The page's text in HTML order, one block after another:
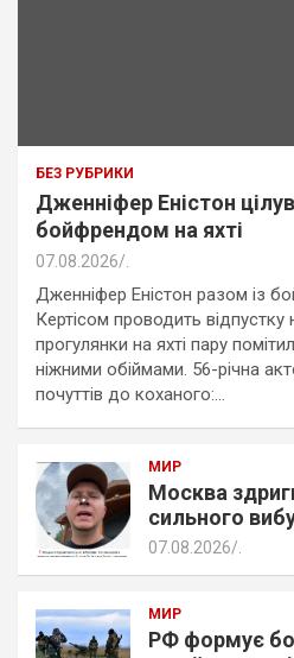
БЕЗ РУБРИКИ
Дженніфер Еністон
бойфрендом на яхті
07.08.2026
Дженніфер Еністон разом із
Кертісом проводить
прогулянки на яхті пару
ніжними обіймами. 56-річна
почуттів до коханого:…
МИР
Москва
сильного
07.08.2026
МИР
РФ формує